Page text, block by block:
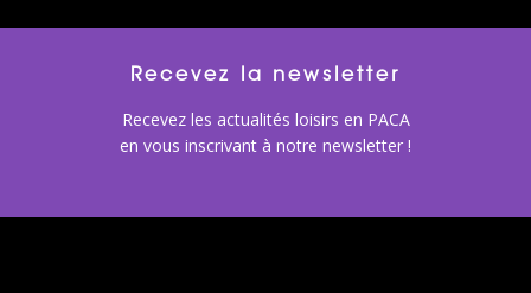
Recevez la newsletter
Recevez les actualités loisirs en PACA
en vous inscrivant à notre newsletter !